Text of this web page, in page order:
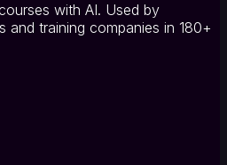
with AI. Used by
training companies in 180+